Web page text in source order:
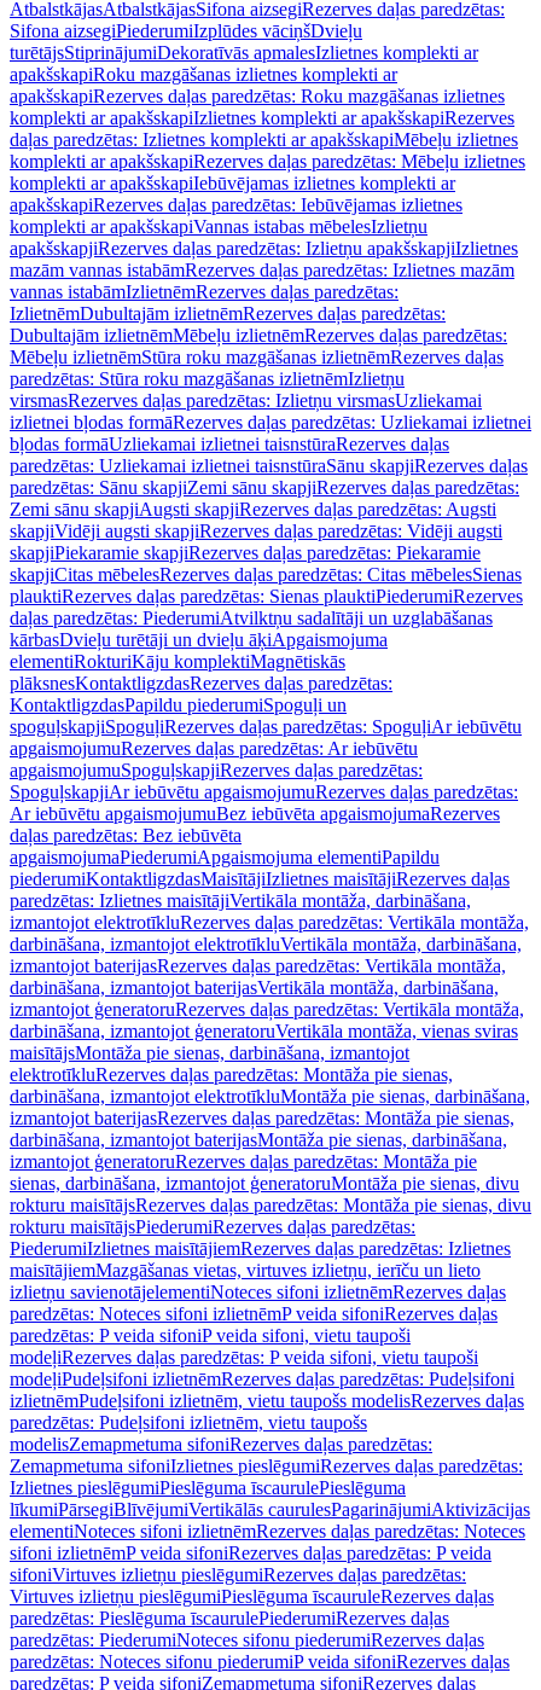
AtbalstkājasAtbalstkājasSifona aizsegiRezerves daļas paredzētas:
Sifona aizsegiPiederumiIzplūdes vāciņšDvieļu
turētājsStiprinājumiDekoratīvās apmalesIzlietnes komplekti ar
apakšskapiRoku mazgāšanas izlietnes komplekti ar
apakšskapiRezerves daļas paredzētas: Roku mazgāšanas izlietnes
komplekti ar apakšskapiIzlietnes komplekti ar apakšskapiRezerves
daļas paredzētas: Izlietnes komplekti ar apakšskapiMēbeļu izlietnes
komplekti ar apakšskapiRezerves daļas paredzētas: Mēbeļu izlietnes
komplekti ar apakšskapiIebūvējamas izlietnes komplekti ar
apakšskapiRezerves daļas paredzētas: Iebūvējamas izlietnes
komplekti ar apakšskapiVannas istabas mēbelesIzlietņu
apakšskapjiRezerves daļas paredzētas: Izlietņu apakšskapjiIzlietnes
mazām vannas istabāmRezerves daļas paredzētas: Izlietnes mazām
vannas istabāmIzlietnēmRezerves daļas paredzētas:
IzlietnēmDubultajām izlietnēmRezerves daļas paredzētas:
Dubultajām izlietnēmMēbeļu izlietnēmRezerves daļas paredzētas:
Mēbeļu izlietnēmStūra roku mazgāšanas izlietnēmRezerves daļas
paredzētas: Stūra roku mazgāšanas izlietnēmIzlietņu
virsmasRezerves daļas paredzētas: Izlietņu virsmasUzliekamai
izlietnei bļodas formāRezerves daļas paredzētas: Uzliekamai izlietnei
bļodas formāUzliekamai izlietnei taisnstūraRezerves daļas
paredzētas: Uzliekamai izlietnei taisnstūraSānu skapjiRezerves daļas
paredzētas: Sānu skapjiZemi sānu skapjiRezerves daļas paredzētas:
Zemi sānu skapjiAugsti skapjiRezerves daļas paredzētas: Augsti
skapjiVidēji augsti skapjiRezerves daļas paredzētas: Vidēji augsti
skapjiPiekaramie skapjiRezerves daļas paredzētas: Piekaramie
skapjiCitas mēbelesRezerves daļas paredzētas: Citas mēbelesSienas
plauktiRezerves daļas paredzētas: Sienas plauktiPiederumiRezerves
daļas paredzētas: PiederumiAtvilktņu sadalītāji un uzglabāšanas
kārbasDvieļu turētāji un dvieļu āķiApgaismojuma
elementiRokturiKāju komplektiMagnētiskās
plāksnesKontaktligzdasRezerves daļas paredzētas:
KontaktligzdasPapildu piederumiSpoguļi un
spoguļskapjiSpoguļiRezerves daļas paredzētas: SpoguļiAr iebūvētu
apgaismojumuRezerves daļas paredzētas: Ar iebūvētu
apgaismojumuSpoguļskapjiRezerves daļas paredzētas:
SpoguļskapjiAr iebūvētu apgaismojumuRezerves daļas paredzētas:
Ar iebūvētu apgaismojumuBez iebūvēta apgaismojumaRezerves
daļas paredzētas: Bez iebūvēta
apgaismojumaPiederumiApgaismojuma elementiPapildu
piederumiKontaktligzdasMaisītājiIzlietnes maisītājiRezerves daļas
paredzētas: Izlietnes maisītājiVertikāla montāža, darbināšana,
izmantojot elektrotīkluRezerves daļas paredzētas: Vertikāla montāža,
darbināšana, izmantojot elektrotīkluVertikāla montāža, darbināšana,
izmantojot baterijasRezerves daļas paredzētas: Vertikāla montāža,
darbināšana, izmantojot baterijasVertikāla montāža, darbināšana,
izmantojot ģeneratoruRezerves daļas paredzētas: Vertikāla montāža,
darbināšana, izmantojot ģeneratoruVertikāla montāža, vienas sviras
maisītājsMontāža pie sienas, darbināšana, izmantojot
elektrotīkluRezerves daļas paredzētas: Montāža pie sienas,
darbināšana, izmantojot elektrotīkluMontāža pie sienas, darbināšana,
izmantojot baterijasRezerves daļas paredzētas: Montāža pie sienas,
darbināšana, izmantojot baterijasMontāža pie sienas, darbināšana,
izmantojot ģeneratoruRezerves daļas paredzētas: Montāža pie
sienas, darbināšana, izmantojot ģeneratoruMontāža pie sienas, divu
rokturu maisītājsRezerves daļas paredzētas: Montāža pie sienas, divu
rokturu maisītājsPiederumiRezerves daļas paredzētas:
PiederumiIzlietnes maisītājiemRezerves daļas paredzētas: Izlietnes
maisītājiemMazgāšanas vietas, virtuves izlietņu, ierīču un lieto
izlietņu savienotājelementiNoteces sifoni izlietnēmRezerves daļas
paredzētas: Noteces sifoni izlietnēmP veida sifoniRezerves daļas
paredzētas: P veida sifoniP veida sifoni, vietu taupoši
modeļiRezerves daļas paredzētas: P veida sifoni, vietu taupoši
modeļiPudeļsifoni izlietnēmRezerves daļas paredzētas: Pudeļsifoni
izlietnēmPudeļsifoni izlietnēm, vietu taupošs modelisRezerves daļas
paredzētas: Pudeļsifoni izlietnēm, vietu taupošs
modelisZemapmetuma sifoniRezerves daļas paredzētas:
Zemapmetuma sifoniIzlietnes pieslēgumiRezerves daļas paredzētas:
Izlietnes pieslēgumiPieslēguma īscaurulePieslēguma
līkumiPārsegiBlīvējumiVertikālās caurulesPagarinājumiAktivizācijas
elementiNoteces sifoni izlietnēmRezerves daļas paredzētas: Noteces
sifoni izlietnēmP veida sifoniRezerves daļas paredzētas: P veida
sifoniVirtuves izlietņu pieslēgumiRezerves daļas paredzētas:
Virtuves izlietņu pieslēgumiPieslēguma īscauruleRezerves daļas
paredzētas: Pieslēguma īscaurulePiederumiRezerves daļas
paredzētas: PiederumiNoteces sifonu piederumiRezerves daļas
paredzētas: Noteces sifonu piederumiP veida sifoniRezerves daļas
paredzētas: P veida sifoniZemapmetuma sifoniRezerves daļas